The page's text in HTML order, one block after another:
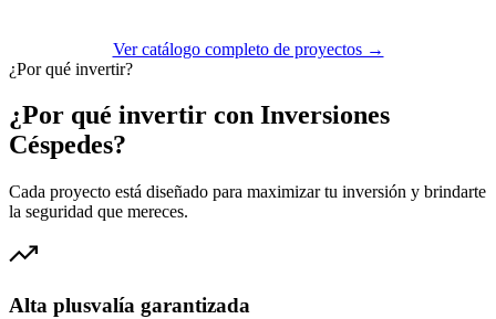
Ver catálogo completo de proyectos →
¿Por qué invertir?
¿Por qué invertir con Inversiones
Céspedes?
Cada proyecto está diseñado para maximizar tu inversión y brindarte
la seguridad que mereces.
Alta plusvalía garantizada